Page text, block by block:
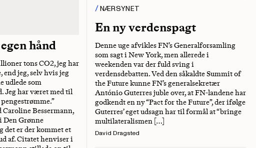
hånd
tons CO2, jeg har
end jeg, selv hvis jeg
udlede som
Jeg har været med til
Bessermann,
Den Grønne
det er der kommet et
af. Citatet henviser i
NÆRSYNET
En ny verdenspagt
Denne uge afvikles FN’s Generalforsamling
som sagt i New York, men allerede i
weekenden var der fuld sving i
verdensdebatten. Ved den såkaldte Summit of
the Future kunne FN’s generalsekretær
António Guterres juble over, at FN-landene har
godkendt en ny “Pact for the Future”, der ifølge
Guterres’ eget udsagn har til formål at “bringe
multilateralismen […]
David Dragsted